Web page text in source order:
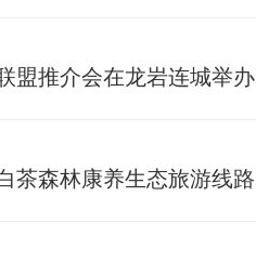
盟推介会在龙岩连城举办
茶森林康养生态旅游线路